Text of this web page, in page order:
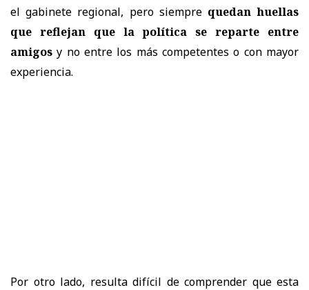
el gabinete regional, pero siempre quedan huellas
que reflejan que la política se reparte entre
amigos y no entre los más competentes o con mayor
experiencia.
Por otro lado, resulta difícil de comprender que esta